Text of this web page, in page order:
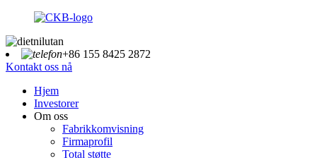
+86 155 8425 2872
Kontakt oss nå
Hjem
Investorer
Om oss
Fabrikkomvisning
Firmaprofil
Total støtte